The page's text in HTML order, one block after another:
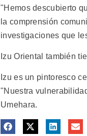
"Hemos descubierto
la comprensión
investigaciones que
Izu Oriental también
Izu es un pintoresco
"Nuestra
Umehara.